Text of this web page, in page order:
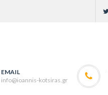
EMAIL
info@ioannis-kotsiras.gr